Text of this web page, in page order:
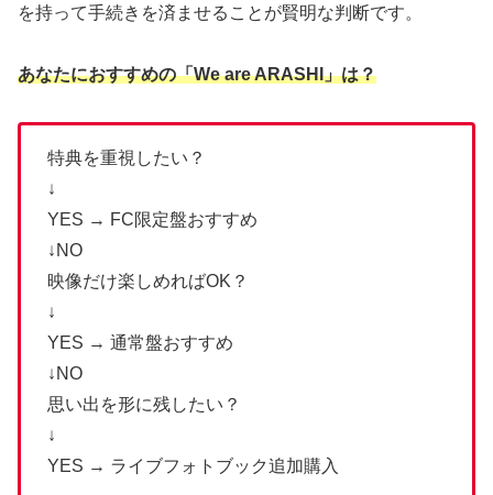
を持って手続きを済ませることが賢明な判断です。
あなたにおすすめの「We are ARASHI」は？
特典を重視したい？
↓
YES → FC限定盤おすすめ
↓NO
映像だけ楽しめればOK？
↓
YES → 通常盤おすすめ
↓NO
思い出を形に残したい？
↓
YES → ライブフォトブック追加購入